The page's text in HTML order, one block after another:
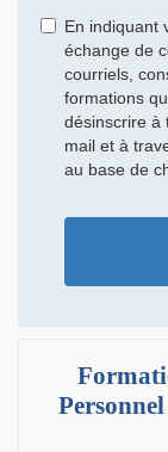
En indiquant
échange de
courriels,
formations
désinscrire à
mail et à
au base de